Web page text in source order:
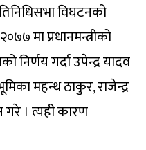
विघटनको
मा प्रधानमन्त्रीको
निर्णय गर्दा उपेन्द्र यादव
महन्थ ठाकुर, राजेन्द्र
। त्यही कारण